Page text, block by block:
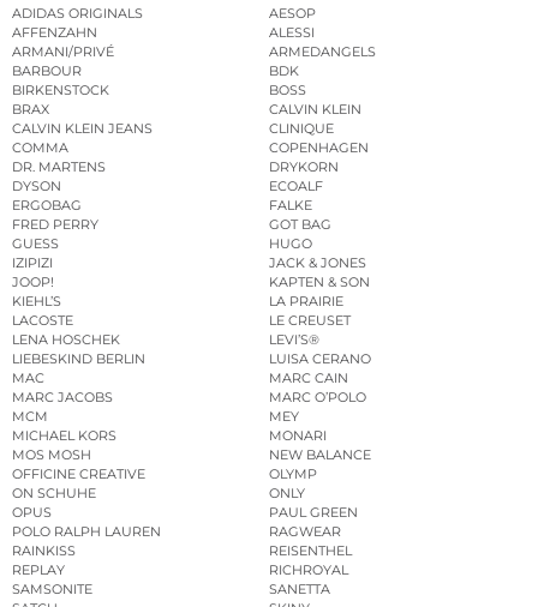
ADIDAS ORIGINALS
AESOP
AFFENZAHN
ALESSI
ARMANI/PRIVÉ
ARMEDANGELS
BARBOUR
BDK
BIRKENSTOCK
BOSS
BRAX
CALVIN KLEIN
CALVIN KLEIN JEANS
CLINIQUE
COMMA
COPENHAGEN
DR. MARTENS
DRYKORN
DYSON
ECOALF
ERGOBAG
FALKE
FRED PERRY
GOT BAG
GUESS
HUGO
IZIPIZI
JACK & JONES
JOOP!
KAPTEN & SON
KIEHL’S
LA PRAIRIE
LACOSTE
LE CREUSET
LENA HOSCHEK
LEVI’S®
LIEBESKIND BERLIN
LUISA CERANO
MAC
MARC CAIN
MARC JACOBS
MARC O’POLO
MCM
MEY
MICHAEL KORS
MONARI
MOS MOSH
NEW BALANCE
OFFICINE CREATIVE
OLYMP
ON SCHUHE
ONLY
OPUS
PAUL GREEN
POLO RALPH LAUREN
RAGWEAR
RAINKISS
REISENTHEL
REPLAY
RICHROYAL
SAMSONITE
SANETTA